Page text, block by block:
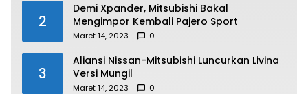
2
Demi Xpander, Mitsubishi Bakal
Mengimpor Kembali Pajero Sport
Maret 14, 2023 0
3
Aliansi Nissan-Mitsubishi Luncurkan Livina
Versi Mungil
Maret 14, 2023 0